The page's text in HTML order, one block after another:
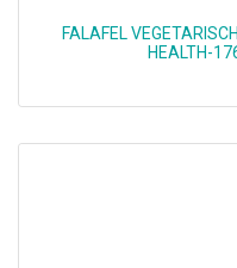
FALAFEL
HEALTH-